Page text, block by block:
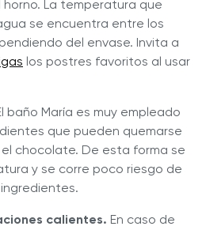
horno. La temperatura que
se encuentra entre los
del envase. Invita a
los postres favoritos al usar
baño María es muy empleado
que pueden quemarse
chocolate. De esta forma se
y se corre poco riesgo de
calientes. En caso de